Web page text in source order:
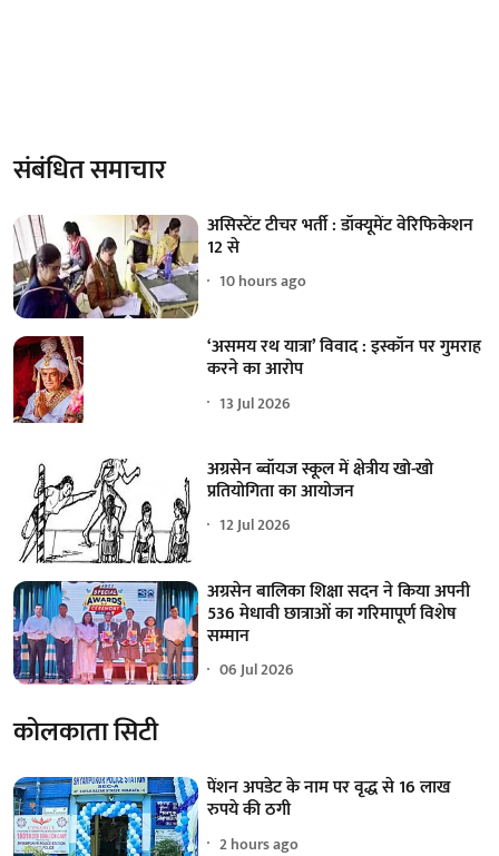
संबंधित समाचार
असिस्टेंट टीचर भर्ती : डॉक्यूमेंट वेरिफिकेशन
12 से
10 hours ago
‘असमय रथ यात्रा’ विवाद : इस्कॉन पर गुमराह
करने का आरोप
13 Jul 2026
अग्रसेन ब्वॉयज स्कूल में क्षेत्रीय खो-खो
प्रतियोगिता का आयोजन
12 Jul 2026
अग्रसेन बालिका शिक्षा सदन ने किया अपनी
536 मेधावी छात्राओं का गरिमापूर्ण विशेष
सम्मान
06 Jul 2026
कोलकाता सिटी
पेंशन अपडेट के नाम पर वृद्ध से 16 लाख
रुपये की ठगी
2 hours ago